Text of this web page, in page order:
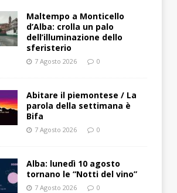
Maltempo a Monticello
d’Alba: crolla un palo
dell’illuminazione dello
sferisterio
7 Agosto 2026 0
Abitare il piemontese / La
parola della settimana è
Bifa
7 Agosto 2026 0
Alba: lunedì 10 agosto
tornano le “Notti del vino”
7 Agosto 2026 0